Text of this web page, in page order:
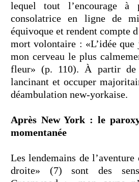
lequel tout l’encourage
consolatrice en ligne de
équivoque et rendent compte
mort volontaire : «L’idée
mon cerveau le plus
fleur» (p. 110). À partir
lancinant et occuper
déambulation new-yorkaise.
Après New York : le
momentanée
Les lendemains de
droite» (7) sont des